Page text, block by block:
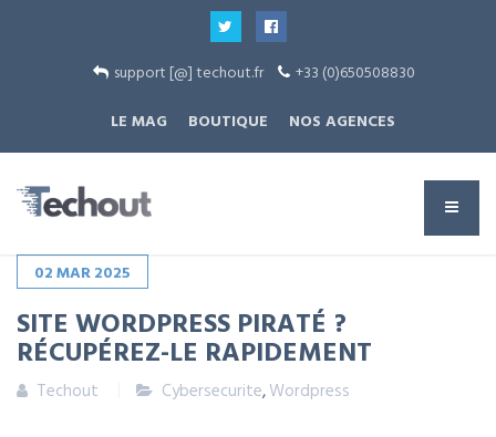
support [@] techout.fr
+33 (0)650508830
LE MAG
BOUTIQUE NOS AGENCES
02MAR2025
SITE WORDPRESS PIRATÉ ?
RÉCUPÉREZ-LE RAPIDEMENT
Techout Cybersecurite,Wordpress